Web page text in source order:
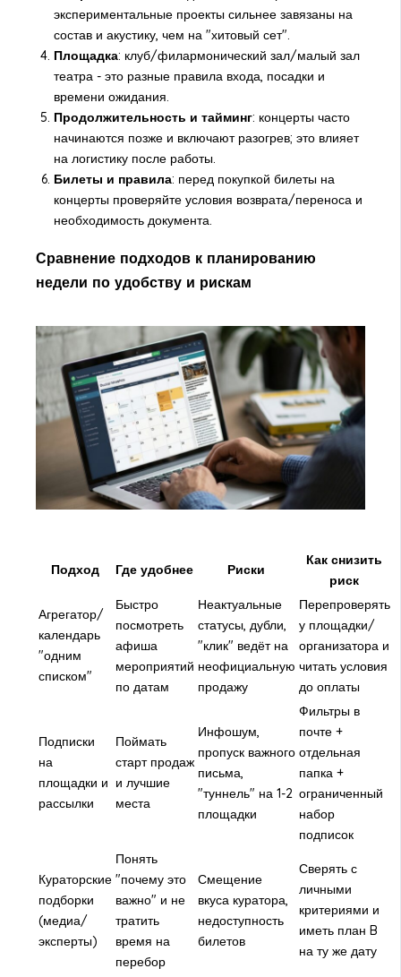
экспериментальные проекты сильнее завязаны на
состав и акустику, чем на "хитовый сет".
Площадка: клуб/филармонический зал/малый зал
театра - это разные правила входа, посадки и
времени ожидания.
Продолжительность и тайминг: концерты часто
начинаются позже и включают разогрев; это влияет
на логистику после работы.
Билеты и правила: перед покупкой билеты на
концерты проверяйте условия возврата/переноса и
необходимость документа.
Сравнение подходов к планированию
недели по удобству и рискам
Подход Где удобнее Риски
Как снизить
риск
Агрегатор/
календарь
"одним
списком"
Быстро
посмотреть
афиша
мероприятий
по датам
Неактуальные
статусы, дубли,
"клик" ведёт на
неофициальную
продажу
Перепроверять
у площадки/
организатора и
читать условия
до оплаты
Подписки
на
площадки и
рассылки
Поймать
старт продаж
и лучшие
места
Инфошум,
пропуск важного
письма,
"туннель" на 1-2
площадки
Фильтры в
почте +
отдельная
папка +
ограниченный
набор
подписок
Кураторские
подборки
(медиа/
эксперты)
Понять
"почему это
важно" и не
тратить
время на
перебор
Смещение
вкуса куратора,
недоступность
билетов
Сверять с
личными
критериями и
иметь план B
на ту же дату